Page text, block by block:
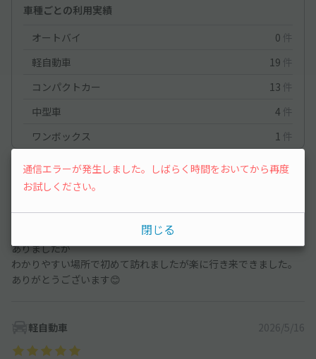
車種ごとの利用実績
オートバイ
0 件
軽自動車
19 件
コンパクトカー
13 件
中型車
4 件
ワンボックス
1 件
軽自動車 2026/7/17
真駒内セキスイハイムアリーナへ藤井風さんのライブへ行くため
に駐車場を探していました。諦めかけた時に見つかり徒歩20分と
ありましたが
わかりやすい場所で初めて訪れましたが楽に行き来できました。
ありがとうございます😊
軽自動車 2026/5/16
通信エラーが発生しました。しばらく時間をおいてから再度
お試しください。
閉じる